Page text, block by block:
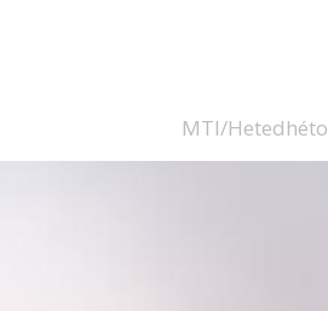
MTI/